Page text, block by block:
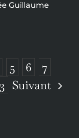
Guillaume
5 6
7
Suivant